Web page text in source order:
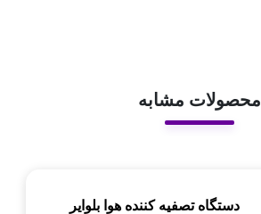
محصولات مشابه
دستگاه تصفیه کننده هوا بلوایر